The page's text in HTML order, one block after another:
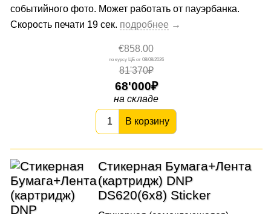
событийного фото. Может работать от пауэрбанка.
Скорость печати 19 сек.
€858.00
08/08/2026
81'370₽
68'000
на складе
В корзину
Стикерная Бумага+Лента
(картридж) DNP
DS620(6x8) Sticker